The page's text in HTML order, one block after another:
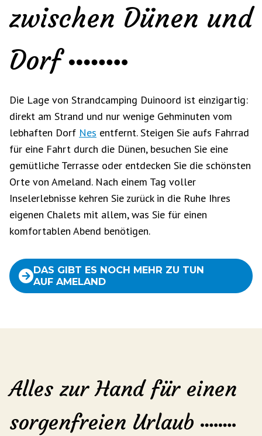
zwischen Dünen und
Dorf
Die Lage von Strandcamping Duinoord ist einzigartig:
direkt am Strand und nur wenige Gehminuten vom
lebhaften Dorf Nes entfernt. Steigen Sie aufs Fahrrad
für eine Fahrt durch die Dünen, besuchen Sie eine
gemütliche Terrasse oder entdecken Sie die schönsten
Orte von Ameland. Nach einem Tag voller
Inselerlebnisse kehren Sie zurück in die Ruhe Ihres
eigenen Chalets mit allem, was Sie für einen
komfortablen Abend benötigen.
DAS GIBT ES NOCH MEHR ZU TUN
AUF AMELAND
Alles zur Hand für einen
sorgenfreien Urlaub